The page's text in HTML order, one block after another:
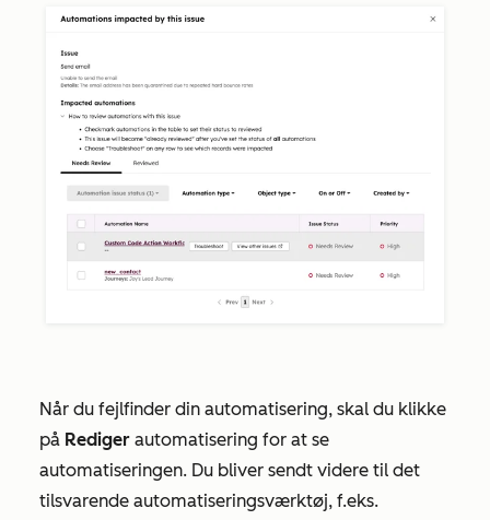
Når du fejlfinder din automatisering, skal du klikke
på Rediger automatisering for at se
automatiseringen. Du bliver sendt videre til det
tilsvarende automatiseringsværktøj, f.eks.